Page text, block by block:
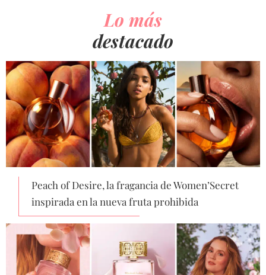
Lo más
destacado
Peach of Desire, la fragancia de Women’Secret
inspirada en la nueva fruta prohibida